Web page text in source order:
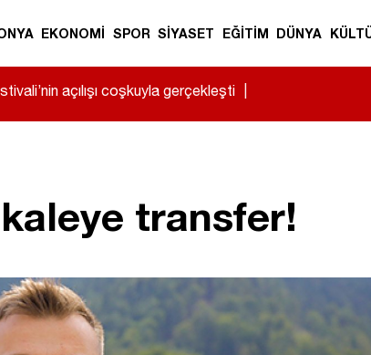
EKONOMİ SPOR SİYASET EĞİTİM DÜNYA
açılışı coşkuyla gerçekleşti
transfer!